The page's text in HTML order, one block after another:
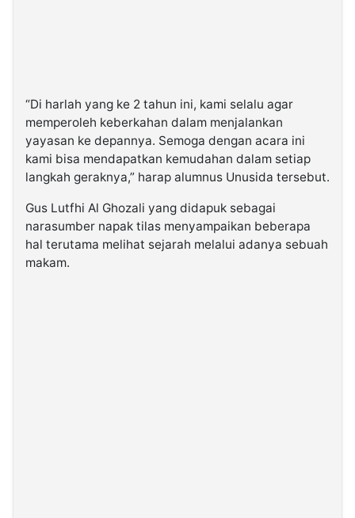
“Di harlah yang ke 2 tahun ini, kami selalu agar
memperoleh keberkahan dalam menjalankan
yayasan ke depannya. Semoga dengan acara ini
kami bisa mendapatkan kemudahan dalam setiap
langkah geraknya,” harap alumnus Unusida tersebut.
Gus Lutfhi Al Ghozali yang didapuk sebagai
narasumber napak tilas menyampaikan beberapa
hal terutama melihat sejarah melalui adanya sebuah
makam.